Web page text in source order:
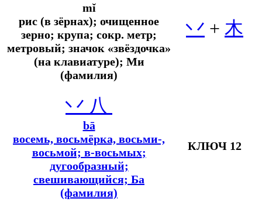
mǐ
рис (в зёрнах); очищенное
зерно; крупа; сокр. метр;
метровый; значок «звёздочка»
(на клавиатуре); Ми
(фамилия)
丷 + 木
丷 八
bā
восемь, восьмёрка, восьми-,
восьмой; в-восьмых;
дугообразный;
свешивающийся; Ба
(фамилия)
КЛЮЧ 12